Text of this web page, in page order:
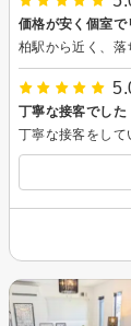
価格が安く個室で
丁寧な接客でした
丁寧な接客をして